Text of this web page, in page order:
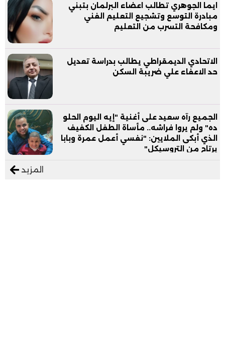
ايما الجوهري تطالب اعضاء البرلمان بتبني
مبادرة التوسع وتشجيع التعليم الفني
ومكافحة التسرب من التعليم
الاتحادي الديمقراطي يطالب بدراسة تعديل
حد الاعفاء علي ضريبة السكن
الجميع رآه سعيد على أغنية "إيه اليوم الحلو
ده" ولم يروا فراشه.. مأساة الطفل الكفيف
الذي أبكى الملايين: "نفسي أعمل عمرة وبابا
يرتاح من التروسيكل"
المزيد